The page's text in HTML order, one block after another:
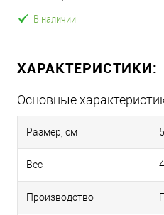
В наличии
ХАРАКТЕРИСТИКИ:
Основные
Размер, см
Вес
Производство